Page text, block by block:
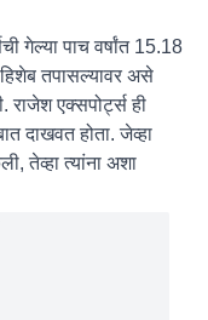
पाच वर्षांत 15.18
तपासल्यावर असे
राजेश एक्सपोर्ट्स ही
दाखवत होता. जेव्हा
तेव्हा त्यांना अशा